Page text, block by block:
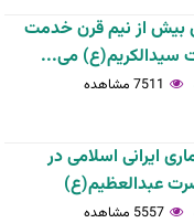
بیش از نیم قرن خدمت
سیدالکریم(ع) می...
7511 مشاهده
ایرانی اسلامی در
عبدالعظیم(ع)
5557 مشاهده